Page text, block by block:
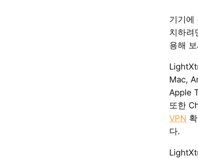
기기에
치하려
용해
Mac,
Apple
또한
VPN
다.